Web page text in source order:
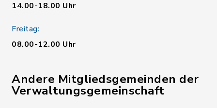
14.00-18.00 Uhr
Freitag:
08.00-12.00 Uhr
Andere Mitgliedsgemeinden der
Verwaltungsgemeinschaft